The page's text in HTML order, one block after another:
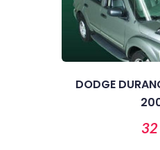
DODGE